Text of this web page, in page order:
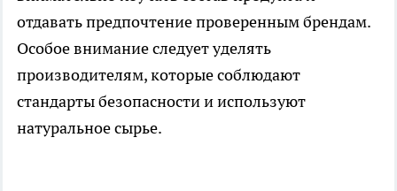
отдавать предпочтение проверенным брендам.
Особое внимание следует уделять
производителям, которые соблюдают
стандарты безопасности и используют
натуральное сырье.